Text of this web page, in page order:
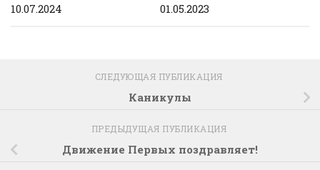
10.07.2024
01.05.2023
СЛЕДУЮЩАЯ ПУБЛИКАЦИЯ
Каникулы
ПРЕДЫДУЩАЯ ПУБЛИКАЦИЯ
Движение Первых поздравляет!